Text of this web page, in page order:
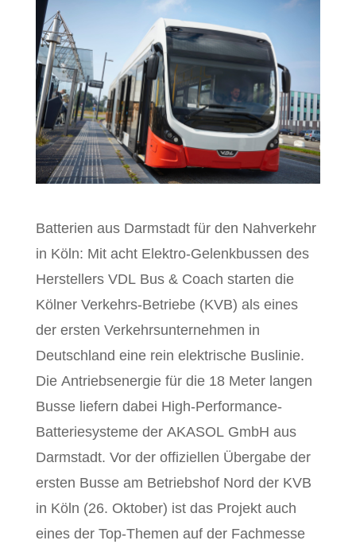
Batterien aus Darmstadt für den Nahverkehr
in Köln: Mit acht Elektro-Gelenkbussen des
Herstellers VDL Bus & Coach starten die
Kölner Verkehrs-Betriebe (KVB) als eines
der ersten Verkehrsunternehmen in
Deutschland eine rein elektrische Buslinie.
Die Antriebsenergie für die 18 Meter langen
Busse liefern dabei High-Performance-
Batteriesysteme der AKASOL GmbH aus
Darmstadt. Vor der offiziellen Übergabe der
ersten Busse am Betriebshof Nord der KVB
in Köln (26. Oktober) ist das Projekt auch
eines der Top-Themen auf der Fachmesse